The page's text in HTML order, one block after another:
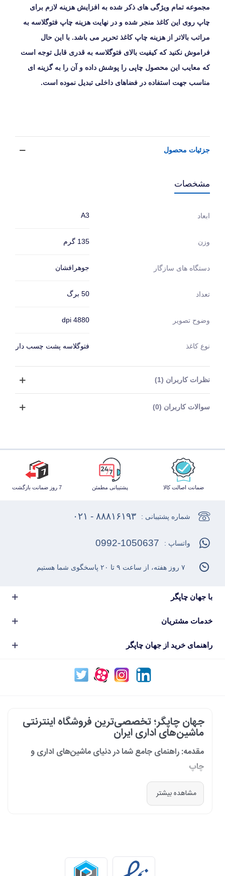
مجموعه تمام ویژگی های ذکر شده به افزایش هزینه لازم برای
چاپ روی این کاغذ منجر شده و در نهایت هزینه چاپ فتوگلاسه به
مراتب بالاتر از هزینه چاپ کاغذ تحریر می باشد. با این حال
فراموش نکنید که کیفیت بالای فتوگلاسه به قدری قابل توجه است
که معایب این محصول چاپی را پوشش داده و آن را به گزینه ای
مناسب جهت استفاده در فضاهای داخلی تبدیل نموده است.
جزئیات محصول
مشخصات
ابعاد A3
وزن 135 گرم
دستگاه های سازگار جوهرافشان
تعداد 50 برگ
وضوح تصویر 4880 dpi
نوع کاغذ فتوگلاسه پشت چسب دار
نظرات کاربران (1)
سوالات کاربران (0)
ضمانت اصالت کالا پشتیبانی مطمئن 7 روز ضمانت بازگشت
با جهان چاپگر
خدمات مشتریان
راهنمای خرید از جهان چاپگر
شماره پشتیبانی : ۸۸۸۱۶۱۹۳ - ۰۲۱
واتساپ : 0992-1050637
۷ روز هفته، از ساعت ۹ تا ۲۰ پاسخگوی شما هستیم
جهان چاپگر؛ تخصصی‌ترین فروشگاه اینترنتی
ماشین‌های اداری ایران
مقدمه: راهنمای جامع شما در دنیای ماشین‌های اداری و
چاپ
در دنیای پرشتاب امروز که کسب‌وکارها و سازمان‌ها برای افزایش بهره‌وری خود به
فناوری‌های نوین وابسته‌اند، دسترسی به ابزارهای کارآمد و قابل اعتماد یک
ما، ارائه راهکارهای جامع، از مشاوره پیش از خرید تا پشتیبانی پس از فروش،
برای سازمان‌ها، شرکت‌ها و کاربران خانگی است.
مشاهده بیشتر